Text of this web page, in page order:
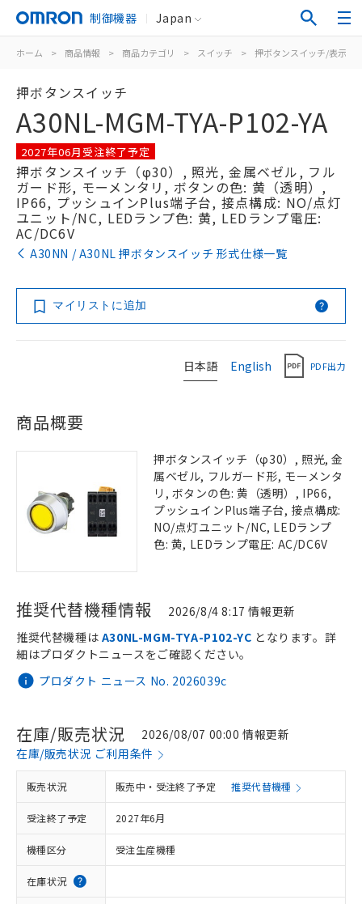
制御機器 Japan
ホーム > 商品情報 > 商品カテゴリ > スイッチ > 押ボタンスイッチ/表示灯
押ボタンスイッチ
A30NL-MGM-TYA-P102-YA
2027年06月受注終了予定
押ボタンスイッチ（φ30）, 照光, 金属ベゼル, フル
ガード形, モーメンタリ, ボタンの色: 黄（透明）,
IP66, プッシュインPlus端子台, 接点構成: NO/点灯
ユニット/NC, LEDランプ色: 黄, LEDランプ電圧:
AC/DC6V
A30NN / A30NL 押ボタンスイッチ 形式仕様一覧
マイリストに追加
日本語 English PDF出力
商品概要
押ボタンスイッチ（φ30）, 照光, 金
属ベゼル, フルガード形, モーメンタ
リ, ボタンの色: 黄（透明）, IP66,
プッシュインPlus端子台, 接点構成:
NO/点灯ユニット/NC, LEDランプ
色: 黄, LEDランプ電圧: AC/DC6V
推奨代替機種情報 2026/8/4 8:17 情報更新
プロダクト ニュース No. 2026039c
推奨代替機種は A30NL-MGM-TYA-P102-YC となります。詳
細はプロダクトニュースをご確認ください。
在庫/販売状況
2026/08/07 00:00 情報更新
在庫/販売状況 ご利用条件
販売状況 販売中・受注終了予定 推奨代替機種
受注終了予定 2027年6月
機種区分 受注生産機種
在庫状況